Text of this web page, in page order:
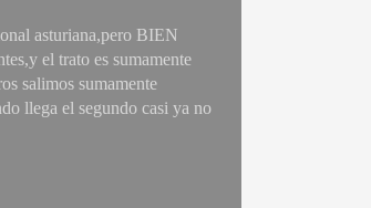
asturiana,pero BIEN
el trato es sumamente
salimos sumamente
llega el segundo casi ya no